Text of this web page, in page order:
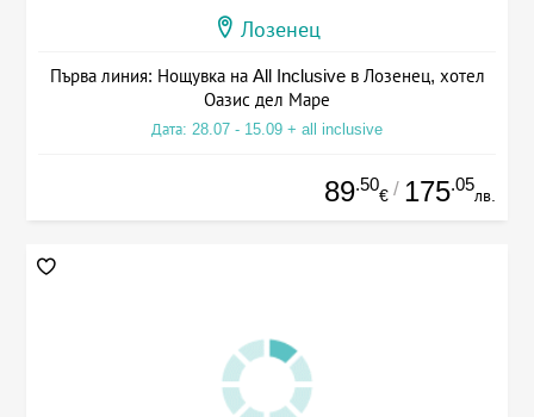
Лозенец
Първа линия: Нощувка на All Inclusive в Лозенец, хотел
Оазис дел Маре
Дата: 28.07 - 15.09 + all inclusive
89.50
€ / 175.05
лв.